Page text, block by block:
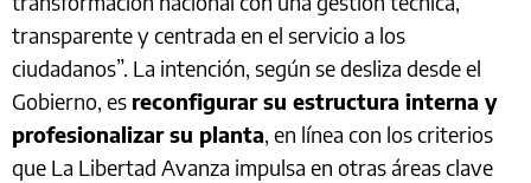
transparente y centrada en el servicio a los
ciudadanos”. La intención, según se desliza desde el
Gobierno, es reconfigurar su estructura interna y
profesionalizar su planta, en línea con los criterios
que La Libertad Avanza impulsa en otras áreas clave